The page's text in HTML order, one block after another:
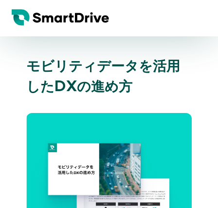
モビリティデータを活用
したDXの進め方